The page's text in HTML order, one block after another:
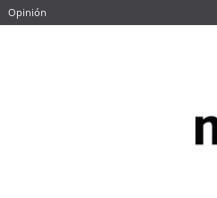
Opinión